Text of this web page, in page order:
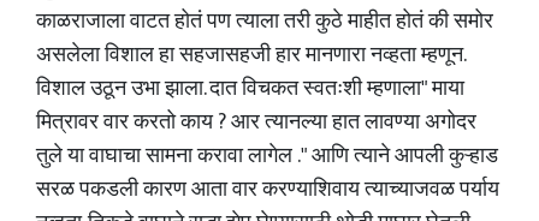
काळराजाला वाटत होतं पण त्याला तरी कुठे माहीत होतं की समोर
असलेला विशाल हा सहजासहजी हार मानणारा नव्हता म्हणून.
विशाल उठून उभा झाला. दात विचकत स्वतःशी म्हणाला" माया
मित्रावर वार करतो काय ? आर त्यानल्या हात लावण्या अगोदर
तुले या वाघाचा सामना करावा लागेल ." आणि त्याने आपली कुऱ्हाड
सरळ पकडली कारण आता वार करण्याशिवाय त्याच्याजवळ पर्याय